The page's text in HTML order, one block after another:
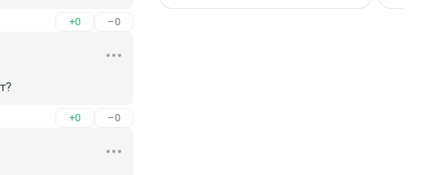
+0 –0
+0 –0